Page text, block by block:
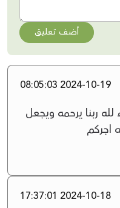
أضف تعليق
2024-10-19 08:05:03
لله ربنا يرحمه ويجعل
اجركم
2024-10-18 17:37:01